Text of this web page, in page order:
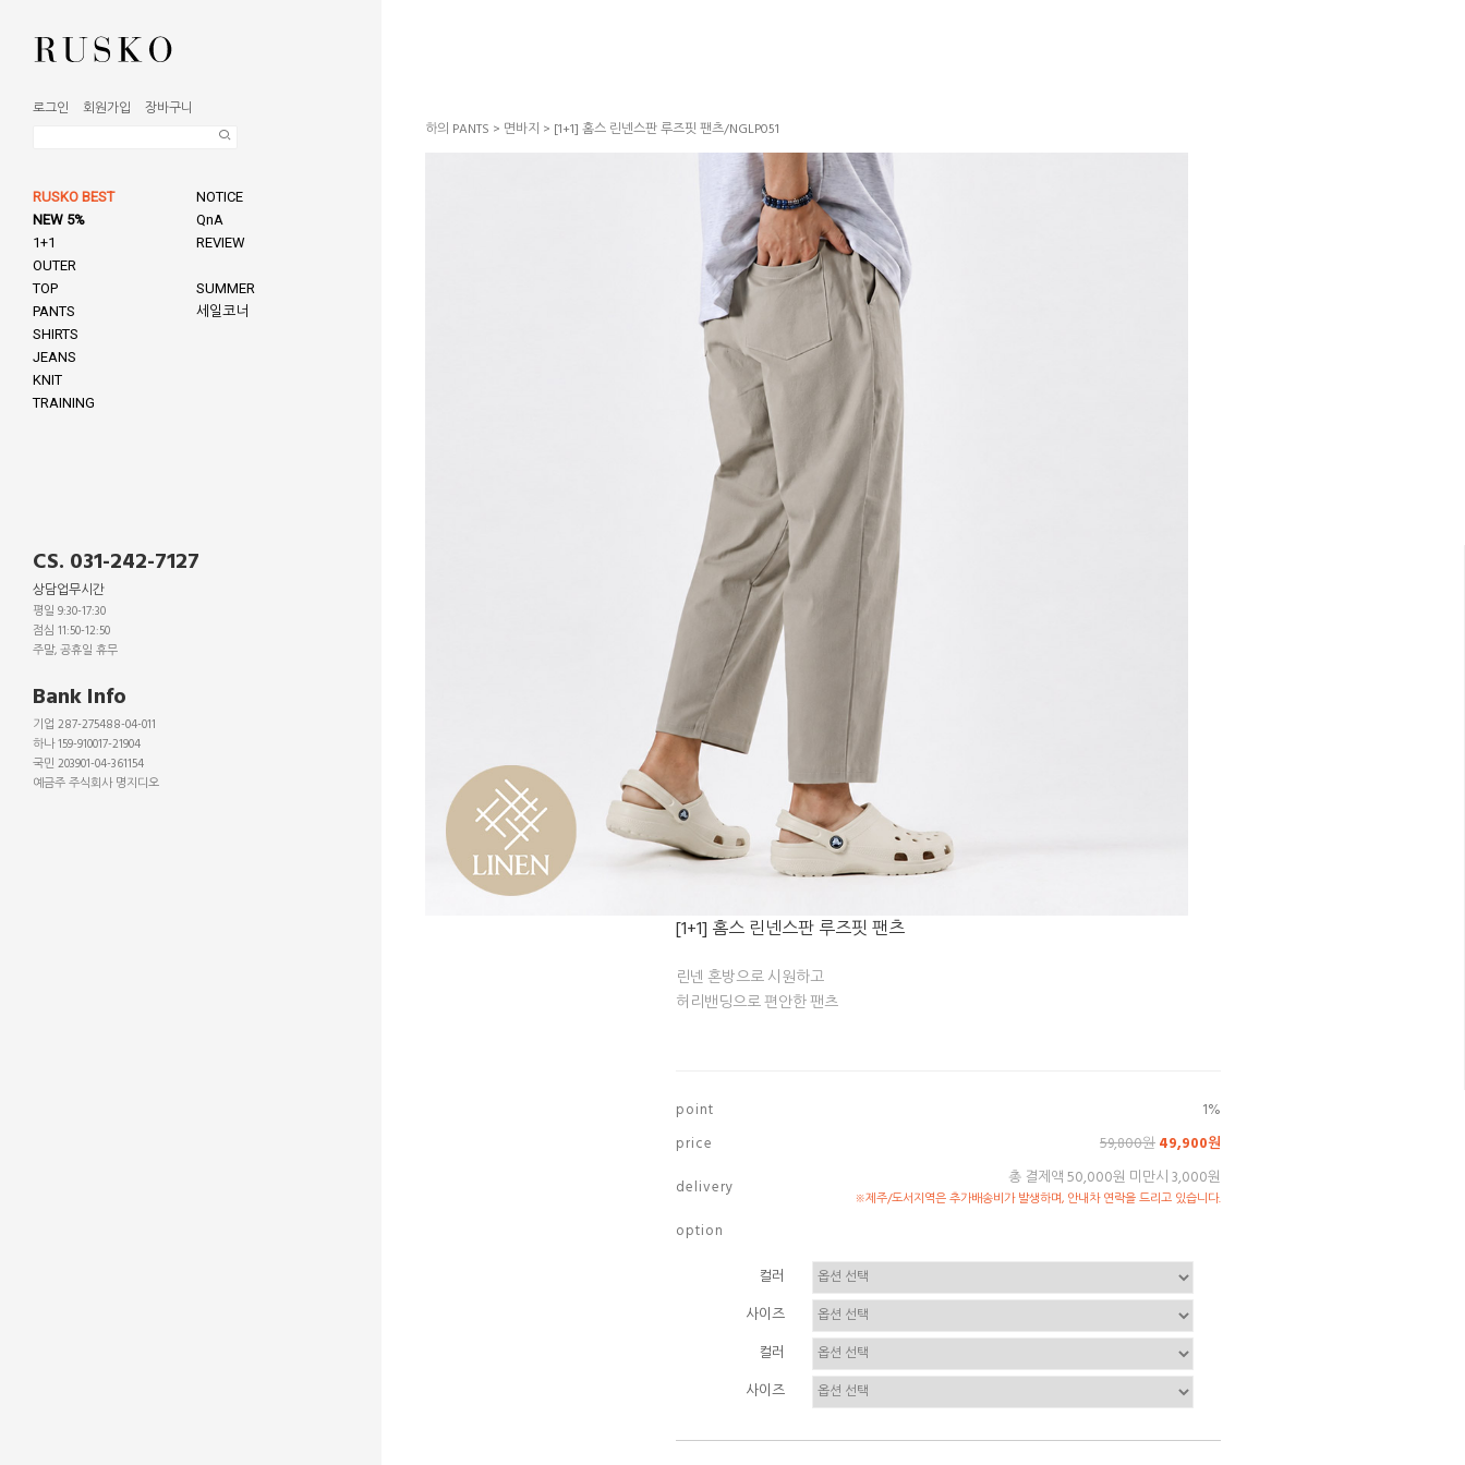
로그인 회원가입 장바구니
RUSKO BEST
NEW 5%
1+1
OUTER
TOP
PANTS
SHIRTS
JEANS
KNIT
TRAINING
NOTICE
QnA
REVIEW
SUMMER
세일코너
CS. 031-242-7127
상담업무시간
평일 9:30-17:30
점심 11:50-12:50
주말, 공휴일 휴무
Bank Info
기업 287-275488-04-011
하나 159-910017-21904
국민 203901-04-361154
예금주 주식회사 명지디오
하의 PANTS > 면바지 > [1+1] 홈스 린넨스판 루즈핏 팬츠/NGLP051
[1+1] 홈스 린넨스판 루즈핏 팬츠
린넨 혼방으로 시원하고
허리밴딩으로 편안한 팬츠
p o i n t
1%
p r i c e
59,800원49,900원
d e l i v e r y
총 결제액 50,000원 미만시 3,000원
※제주/도서지역은 추가배송비가 발생하며, 안내차 연락을 드리고 있습니다.
o p t i o n
컬러
사이즈
컬러
사이즈